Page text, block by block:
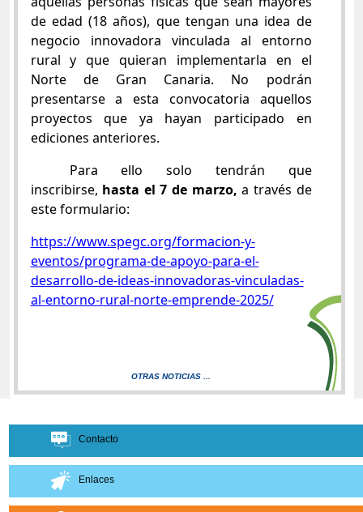
de edad (18 años), que tengan una idea de
negocio innovadora vinculada al entorno
rural y que quieran implementarla en el
Norte de Gran Canaria. No podrán
presentarse a esta convocatoria aquellos
proyectos que ya hayan participado en
ediciones anteriores.
Para ello solo tendrán que
inscribirse, hasta el 7 de marzo, a través de
este formulario:
https://www.spegc.org/formacion-y-
eventos/programa-de-apoyo-para-el-
desarrollo-de-ideas-innovadoras-vinculadas-
al-entorno-rural-norte-emprende-2025/
OTRAS NOTICIAS ...
Contacto
Enlaces